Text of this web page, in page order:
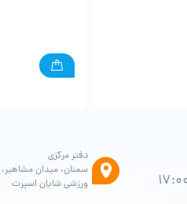
دفتر مرکزی
سمنان، میدان مشاهیر،
ورزشی شایان اسپرت